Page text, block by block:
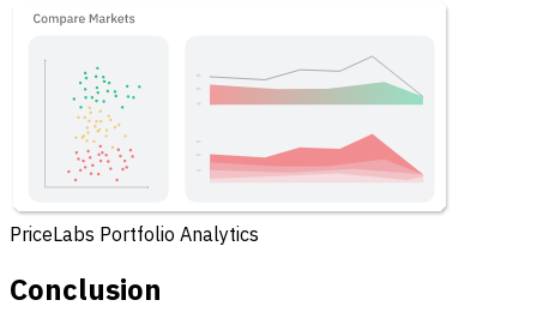
PriceLabs Portfolio Analytics
Conclusion